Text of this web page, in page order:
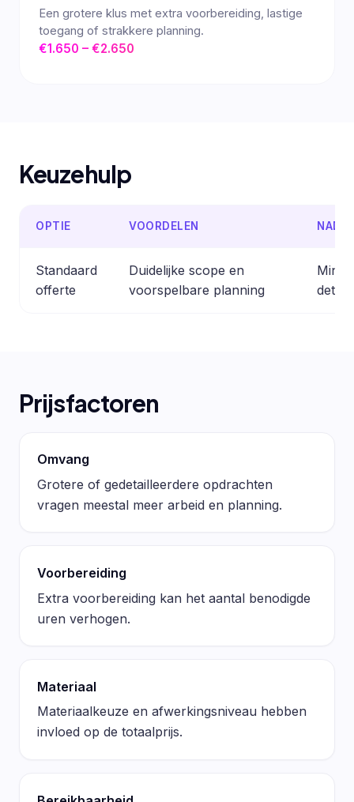
Een grotere klus met extra voorbereiding, lastige
toegang of strakkere planning.
€1.650 – €2.650
Keuzehulp
OPTIE VOORDELEN
Standaard
offerte
Duidelijke scope en
voorspelbare planning
Prijsfactoren
Omvang
Grotere of gedetailleerdere opdrachten
vragen meestal meer arbeid en planning.
Voorbereiding
Extra voorbereiding kan het aantal benodigde
uren verhogen.
Materiaal
Materiaalkeuze en afwerkingsniveau hebben
invloed op de totaalprijs.